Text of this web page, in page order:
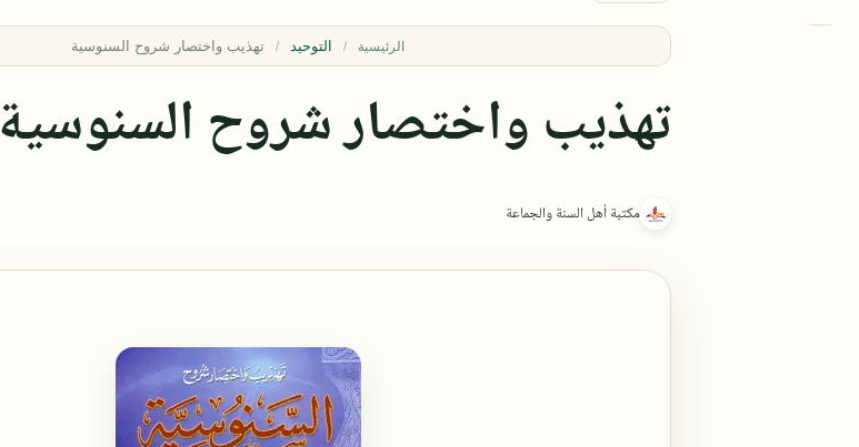
الرئيسية التوحيد
تهذيب واختصار شروح السنوسية